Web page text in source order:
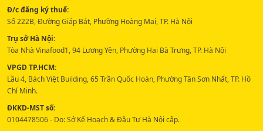
Đ/c đăng ký thuế:
Số 222B, Đường Giáp Bát, Phường Hoàng Mai, TP. Hà Nội
Trụ sở Hà Nội:
Tòa Nhà Vinafood1, 94 Lương Yên, Phường Hai Bà Trưng, TP. Hà Nội
VPGD TP.HCM:
Lầu 4, Bách Việt Building, 65 Trần Quốc Hoàn, Phường Tân Sơn Nhất, TP. Hồ
Chí Minh.
ĐKKD-MST số:
0104478506 - Do: Sở Kế Hoạch & Đầu Tư Hà Nội cấp.